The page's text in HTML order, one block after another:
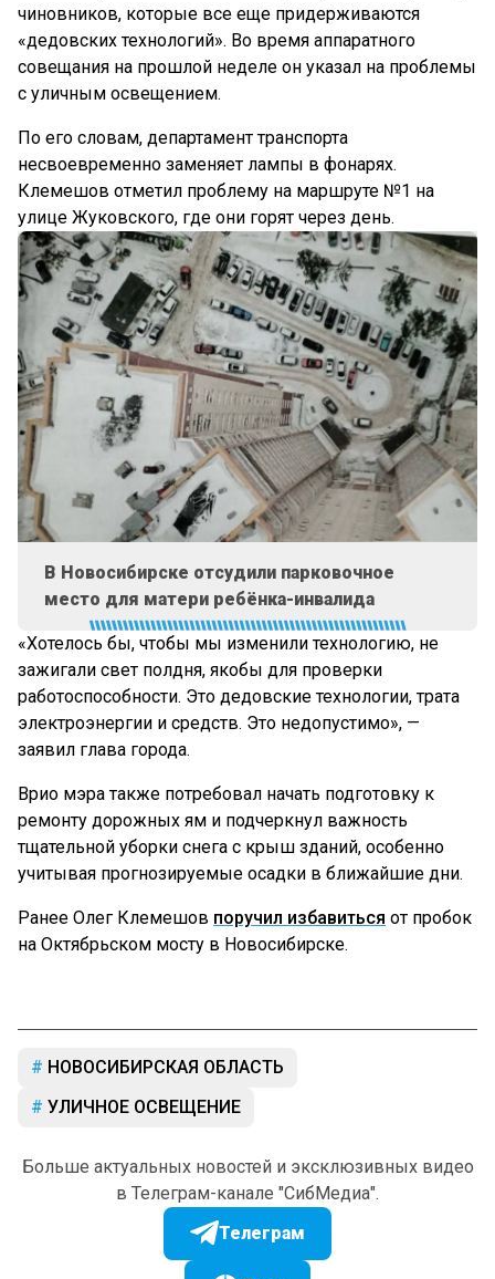
чиновников, которые все еще придерживаются
«дедовских технологий». Во время аппаратного
совещания на прошлой неделе он указал на проблемы
с уличным освещением.
По его словам, департамент транспорта
несвоевременно заменяет лампы в фонарях.
Клемешов отметил проблему на маршруте №1 на
улице Жуковского, где они горят через день.
В Новосибирске отсудили парковочное
место для матери ребёнка-инвалида
«Хотелось бы, чтобы мы изменили технологию, не
зажигали свет полдня, якобы для проверки
работоспособности. Это дедовские технологии, трата
электроэнергии и средств. Это недопустимо», —
заявил глава города.
Врио мэра также потребовал начать подготовку к
ремонту дорожных ям и подчеркнул важность
тщательной уборки снега с крыш зданий, особенно
учитывая прогнозируемые осадки в ближайшие дни.
Ранее Олег Клемешов поручил избавиться от пробок
на Октябрьском мосту в Новосибирске.
НОВОСИБИРСКАЯ ОБЛАСТЬ
УЛИЧНОЕ ОСВЕЩЕНИЕ
Больше актуальных новостей и эксклюзивных видео
в Телеграм-канале "СибМедиа".
Телеграм